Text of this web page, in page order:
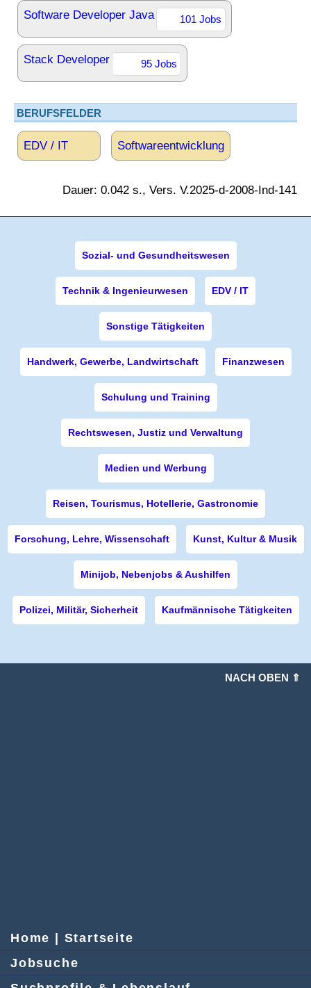
Software Developer Java 101 Jobs
Stack Developer 95 Jobs
BERUFSFELDER
EDV / IT Softwareentwicklung
Dauer: 0.042 s., Vers. V.2025-d-2008-Ind-141
Sozial- und Gesundheitswesen
Technik & Ingenieurwesen EDV / IT
Sonstige Tätigkeiten
Handwerk, Gewerbe, Landwirtschaft Finanzwesen
Schulung und Training
Rechtswesen, Justiz und Verwaltung
Medien und Werbung
Reisen, Tourismus, Hotellerie, Gastronomie
Forschung, Lehre, Wissenschaft Kunst, Kultur & Musik
Minijob, Nebenjobs & Aushilfen
Polizei, Militär, Sicherheit Kaufmännische Tätigkeiten
NACH OBEN ⇑
Home | Startseite
Jobsuche